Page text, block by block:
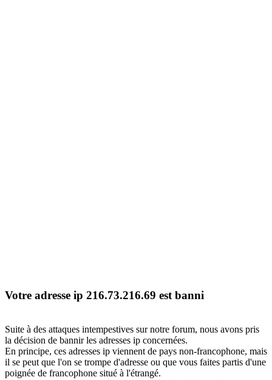
Votre adresse ip 216.73.216.69 est banni
Suite à des attaques intempestives sur notre forum, nous avons pris
la décision de bannir les adresses ip concernées.
En principe, ces adresses ip viennent de pays non-francophone, mais
il se peut que l'on se trompe d'adresse ou que vous faites partis d'une
poignée de francophone situé à l'étrangé.